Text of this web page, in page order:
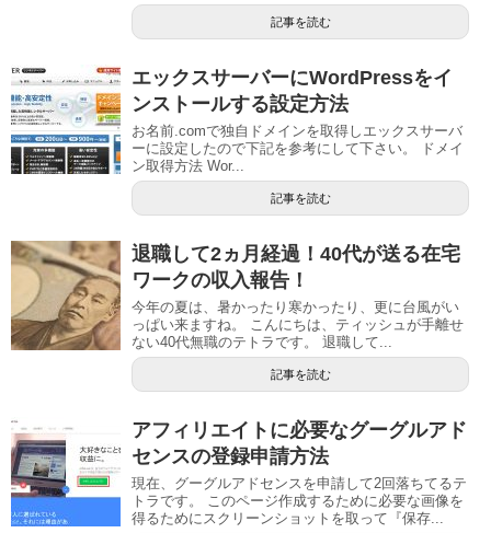
記事を読む
エックスサーバーにWordPressをイ
ンストールする設定方法
お名前.comで独自ドメインを取得しエックスサーバ
ーに設定したので下記を参考にして下さい。 ドメイ
ン取得方法 Wor...
記事を読む
退職して2ヵ月経過！40代が送る在宅
ワークの収入報告！
今年の夏は、暑かったり寒かったり、更に台風がい
っぱい来ますね。 こんにちは、ティッシュが手離せ
ない40代無職のテトラです。 退職して...
記事を読む
アフィリエイトに必要なグーグルアド
センスの登録申請方法
現在、グーグルアドセンスを申請して2回落ちてるテ
トラです。 このページ作成するために必要な画像を
得るためにスクリーンショットを取って『保存...